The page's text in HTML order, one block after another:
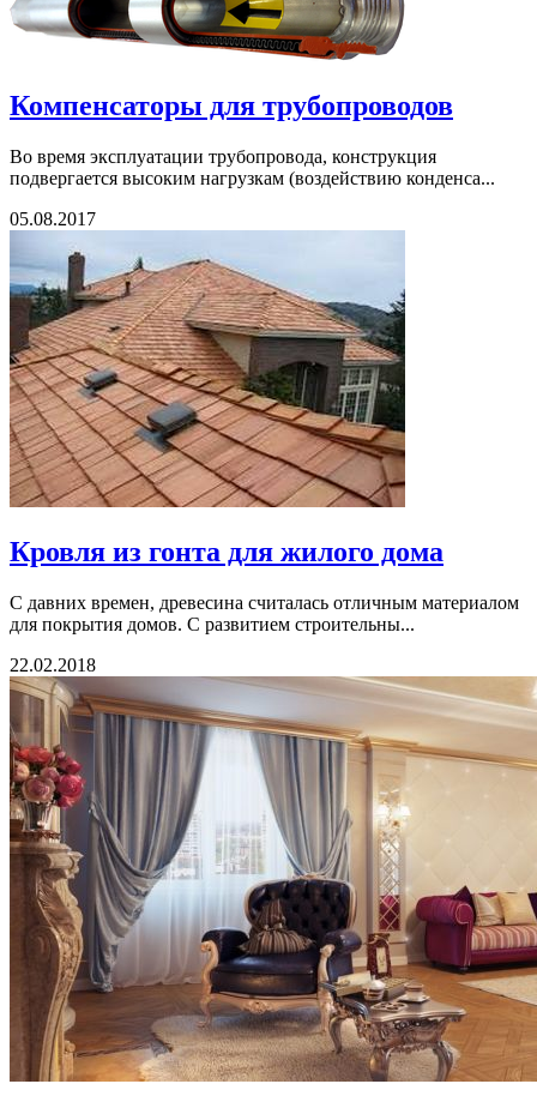
Компенсаторы для трубопроводов
Во время эксплуатации трубопровода, конструкция
подвергается высоким нагрузкам (воздействию конденса...
05.08.2017
Кровля из гонта для жилого дома
С давних времен, древесина считалась отличным материалом
для покрытия домов. С развитием строительны...
22.02.2018